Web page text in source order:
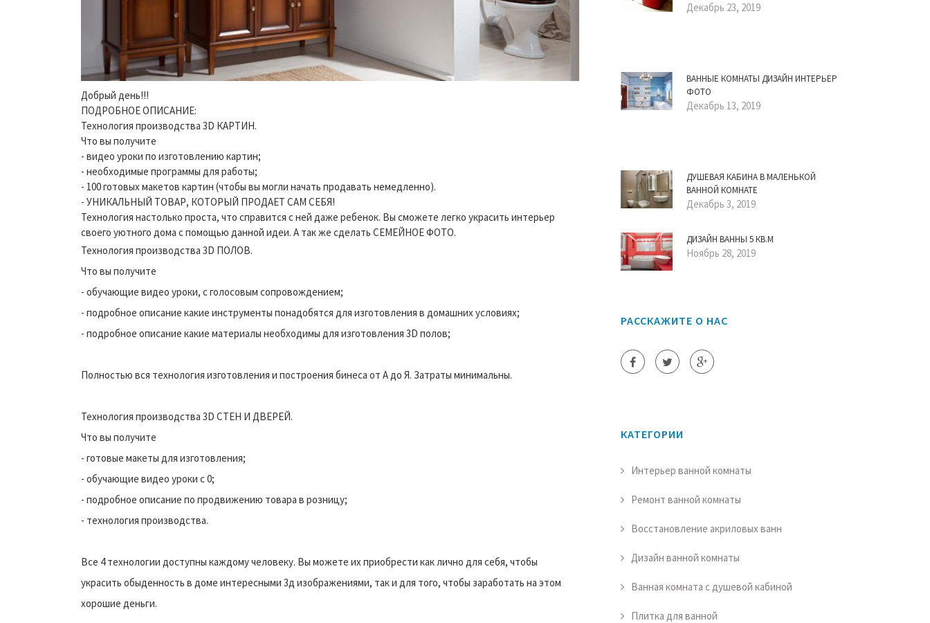
Добрый день!!!
ПОДРОБНОЕ ОПИСАНИЕ:
Технология производства 3D КАРТИН.
Что вы получите
- видео уроки по изготовлению картин;
- необходимые программы для работы;
- 100 готовых макетов картин (чтобы вы могли начать продавать немедленно).
- УНИКАЛЬНЫЙ ТОВАР, КОТОРЫЙ ПРОДАЕТ САМ СЕБЯ!
Технология настолько проста, что справится с ней даже ребенок. Вы сможете легко украсить интерьер
своего уютного дома с помощью данной идеи. А так же сделать СЕМЕЙНОЕ ФОТО.
Технология производства 3D ПОЛОВ.
Что вы получите
- обучающие видео уроки, с голосовым сопровождением;
- подробное описание какие инструменты понадобятся для изготовления в домашних условиях;
- подробное описание какие материалы необходимы для изготовления 3D полов;
Полностью вся технология изготовления и построения бинеса от А до Я. Затраты минимальны.
Технология производства 3D СТЕН И ДВЕРЕЙ.
Что вы получите
- готовые макеты для изготовления;
- обучающие видео уроки с 0;
- подробное описание по продвижению товара в розницу;
- технология производства.
Все 4 технологии доступны каждому человеку. Вы можете их приобрести как лично для себя, чтобы
украсить обыденность в доме интересными 3д изображениями, так и для того, чтобы заработать на этом
хорошие деньги.
Декабрь 23, 2019
ВАННЫЕ КОМНАТЫ ДИЗАЙН ИНТЕРЬЕР
ФОТО
Декабрь 13, 2019
ДУШЕВАЯ КАБИНА В МАЛЕНЬКОЙ
ВАННОЙ КОМНАТЕ
Декабрь 3, 2019
ДИЗАЙН ВАННЫ 5 КВ.М
Ноябрь 28, 2019
РАССКАЖИТЕ О НАС
КАТЕГОРИИ
Интерьер ванной комнаты
Ремонт ванной комнаты
Восстановление акриловых ванн
Дизайн ванной комнаты
Ванная комната с душевой кабиной
Плитка для ванной